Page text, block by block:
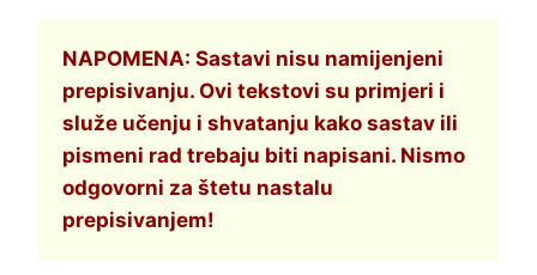
NAPOMENA: Sastavi nisu namijenjeni
prepisivanju. Ovi tekstovi su primjeri i
služe učenju i shvatanju kako sastav ili
pismeni rad trebaju biti napisani. Nismo
odgovorni za štetu nastalu
prepisivanjem!